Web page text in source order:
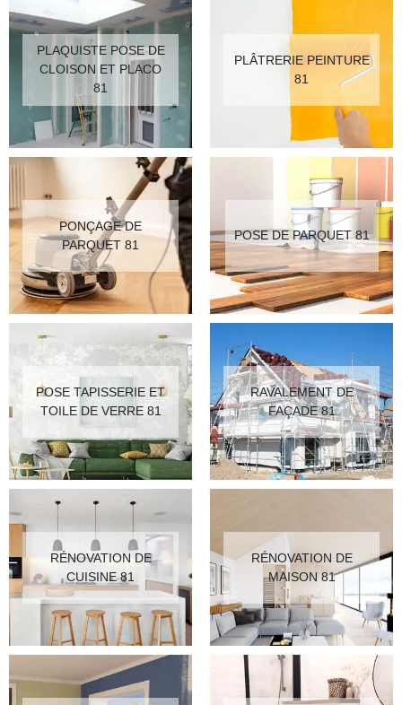
PLAQUISTE POSE DE
CLOISON ET PLACO
81
PLÂTRERIE PEINTURE
81
PONÇAGE DE
PARQUET 81
POSE DE PARQUET 81
POSE TAPISSERIE ET
TOILE DE VERRE 81
RAVALEMENT DE
FAÇADE 81
RÉNOVATION DE
CUISINE 81
RÉNOVATION DE
MAISON 81